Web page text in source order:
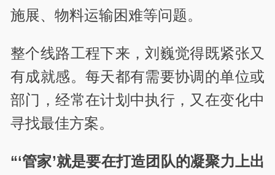
施展、物料运输困难等问题。
整个线路工程下来，刘巍觉得既紧张又
有成就感。每天都有需要协调的单位或
部门，经常在计划中执行，又在变化中
寻找最佳方案。
“‘管家’就是要在打造团队的凝聚力上出